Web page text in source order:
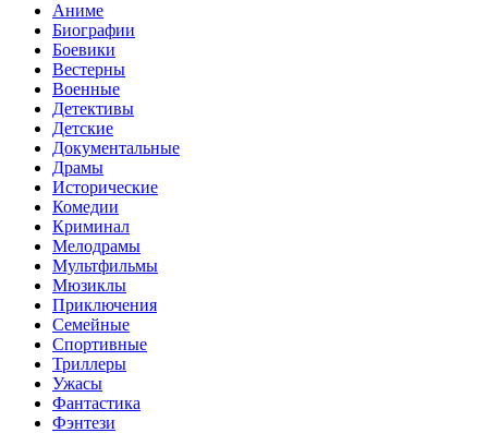
Аниме
Биографии
Боевики
Вестерны
Военные
Детективы
Детские
Документальные
Драмы
Исторические
Комедии
Криминал
Мелодрамы
Мультфильмы
Мюзиклы
Приключения
Семейные
Спортивные
Триллеры
Ужасы
Фантастика
Фэнтези